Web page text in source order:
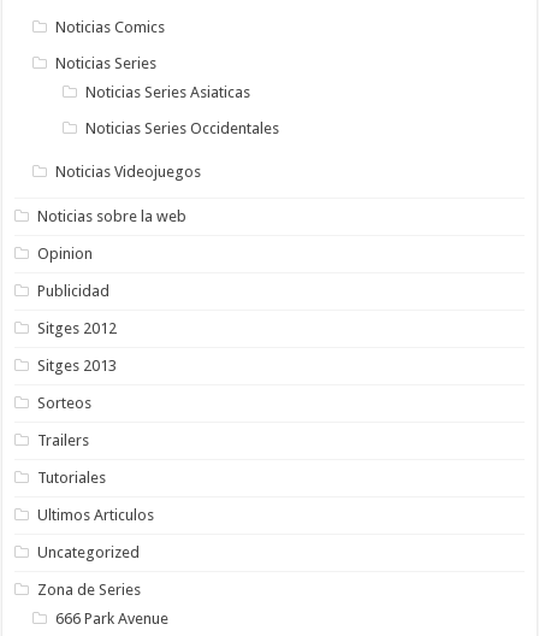
Noticias Comics
Noticias Series
Noticias Series Asiaticas
Noticias Series Occidentales
Noticias Videojuegos
Noticias sobre la web
Opinion
Publicidad
Sitges 2012
Sitges 2013
Sorteos
Trailers
Tutoriales
Ultimos Articulos
Uncategorized
Zona de Series
666 Park Avenue